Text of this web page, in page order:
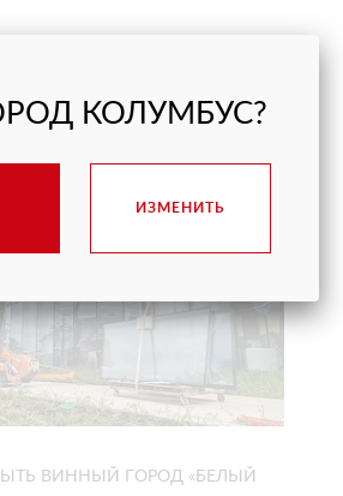
ВИННЫЙ ГОРОД «БЕЛЫЙ
КОЛУМБУС?
ИЗМЕНИТЬ